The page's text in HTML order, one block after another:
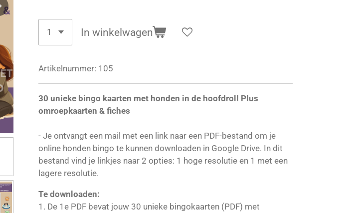
In winkelwagen
Artikelnummer: 105
30 unieke bingo kaarten met honden in de hoofdrol! Plus
omroepkaarten & fiches
- Je ontvangt een mail met een link naar een PDF-bestand om je
online honden bingo te kunnen downloaden in Google Drive. In dit
bestand vind je linkjes naar 2 opties: 1 hoge resolutie en 1 met een
lagere resolutie.
Te downloaden:
1. De 1e PDF bevat jouw 30 unieke bingokaarten (PDF) met